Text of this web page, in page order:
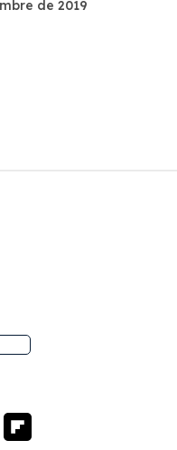
de 2019